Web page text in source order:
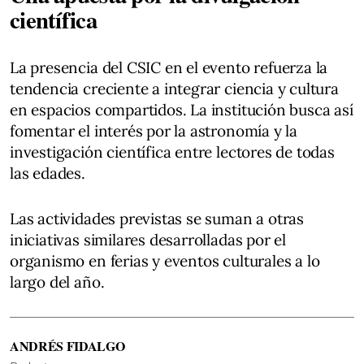
científica
La presencia del CSIC en el evento refuerza la
tendencia creciente a integrar ciencia y cultura
en espacios compartidos. La institución busca así
fomentar el interés por la astronomía y la
investigación científica entre lectores de todas
las edades.
Las actividades previstas se suman a otras
iniciativas similares desarrolladas por el
organismo en ferias y eventos culturales a lo
largo del año.
ANDRÉS FIDALGO